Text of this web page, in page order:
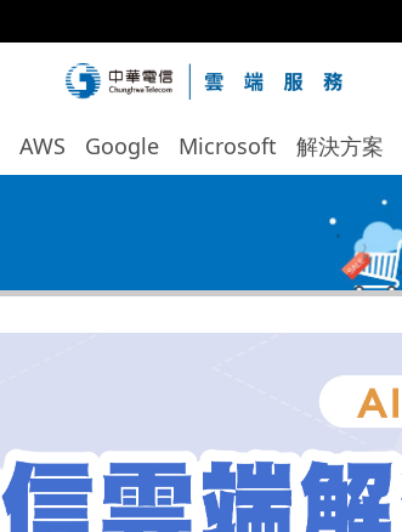
AWS Google Microsoft 解決方案